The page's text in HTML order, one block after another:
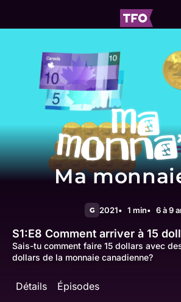
Ma
G 2021 1 min 6 à 9
S1:E8 Comment arriver à 15
Sais-tu comment faire 15 dollars avec
dollars de la monnaie canadienne?
Détails Épisodes